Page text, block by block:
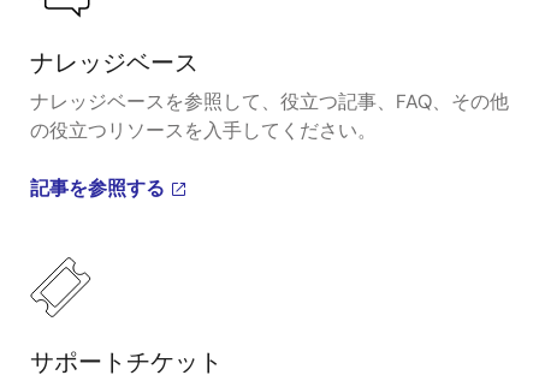
ナレッジベース
ナレッジベースを参照して、役立つ記事、FAQ、その他
の役立つリソースを入手してください。
記事を参照する
サポートチケット